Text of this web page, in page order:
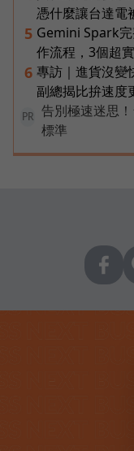
憑什麼讓台達電
5 Gemini Spark
作流程，3個超
6 專訪｜進貨沒變
副總揭比拚速度
PR
告別極速迷思
標準